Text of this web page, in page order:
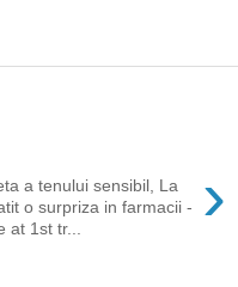
›
a tenului sensibil, La
o surpriza in farmacii -
1st tr...